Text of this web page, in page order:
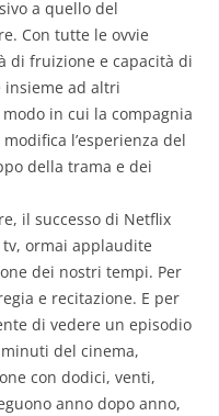
a quello del
Con tutte le ovvie
di fruizione e capacità di
insieme ad altri
in cui la compagnia
l’esperienza del
della trama e dei
il successo di Netflix
ormai applaudite
dei nostri tempi. Per
e recitazione. E per
di vedere un episodio
del cinema,
con dodici, venti,
anno dopo anno,